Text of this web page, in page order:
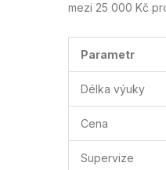
mezi 25 000 Kč
Parametr
Délka výuky
Cena
Supervize